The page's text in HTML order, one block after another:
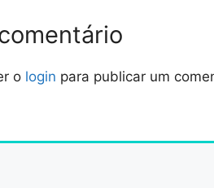
o login para publicar um